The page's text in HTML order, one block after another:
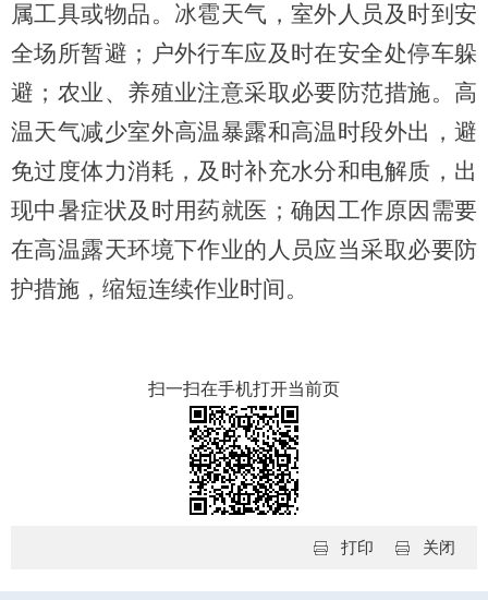
属工具或物品。冰雹天气， 室外人员及时到安
全场所暂避 ； 户外行车应及时在安全处停车躲
避 ； 农业、养殖业注意采取必要防范措施。 高
温天气减少室外高温暴露和高温时段外出，避
免过度体力消耗，及时补充水分和电解质，出
现中暑症状及时用药就医；确因工作原因需要
在高温露天环境下作业的人员应当采取必要防
护措施，缩短连续作业时间。
扫一扫在手机打开当前页
关闭
打印